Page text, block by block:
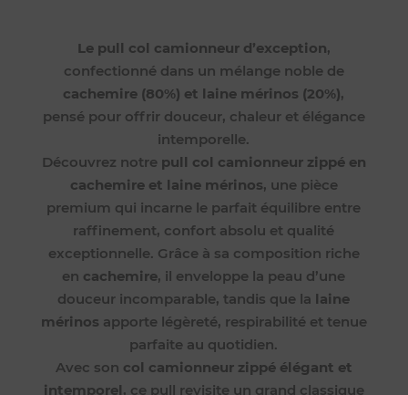
Le pull col camionneur d’exception,
confectionné dans un mélange noble de
cachemire (80%) et laine mérinos (20%),
pensé pour offrir douceur, chaleur et élégance
intemporelle.
Découvrez notre pull col camionneur zippé en
cachemire et laine mérinos, une pièce
premium qui incarne le parfait équilibre entre
raffinement, confort absolu et qualité
exceptionnelle. Grâce à sa composition riche
en cachemire, il enveloppe la peau d’une
douceur incomparable, tandis que la laine
mérinos apporte légèreté, respirabilité et tenue
parfaite au quotidien.
Avec son col camionneur zippé élégant et
intemporel, ce pull revisite un grand classique